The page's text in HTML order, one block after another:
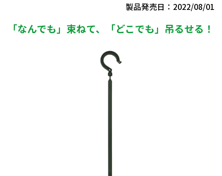
製品発売日：2022/08/01
「なんでも」束ねて、「どこでも」吊るせる！